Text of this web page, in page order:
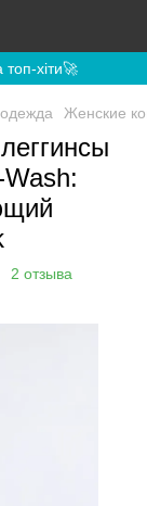
хіти🚀
Женские
2 отзыва